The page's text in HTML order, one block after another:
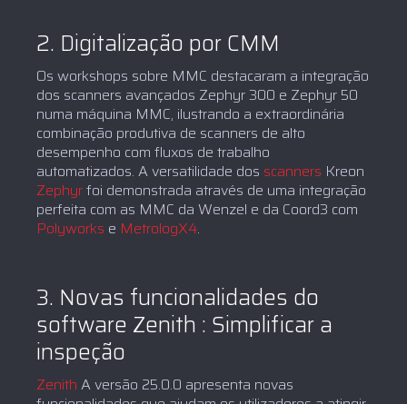
2. Digitalização por CMM
Os workshops sobre MMC destacaram a integração
dos scanners avançados Zephyr 300 e Zephyr 50
numa máquina MMC, ilustrando a extraordinária
combinação produtiva de scanners de alto
desempenho com fluxos de trabalho
automatizados. A versatilidade dos scanners Kreon
Zephyrfoi demonstrada através de uma integração
perfeita com as MMC da Wenzel e da Coord3 com
Polyworks e MetrologX4.
3. Novas funcionalidades do
software Zenith : Simplificar a
inspeção
Zenith A versão 25.0.0 apresenta novas